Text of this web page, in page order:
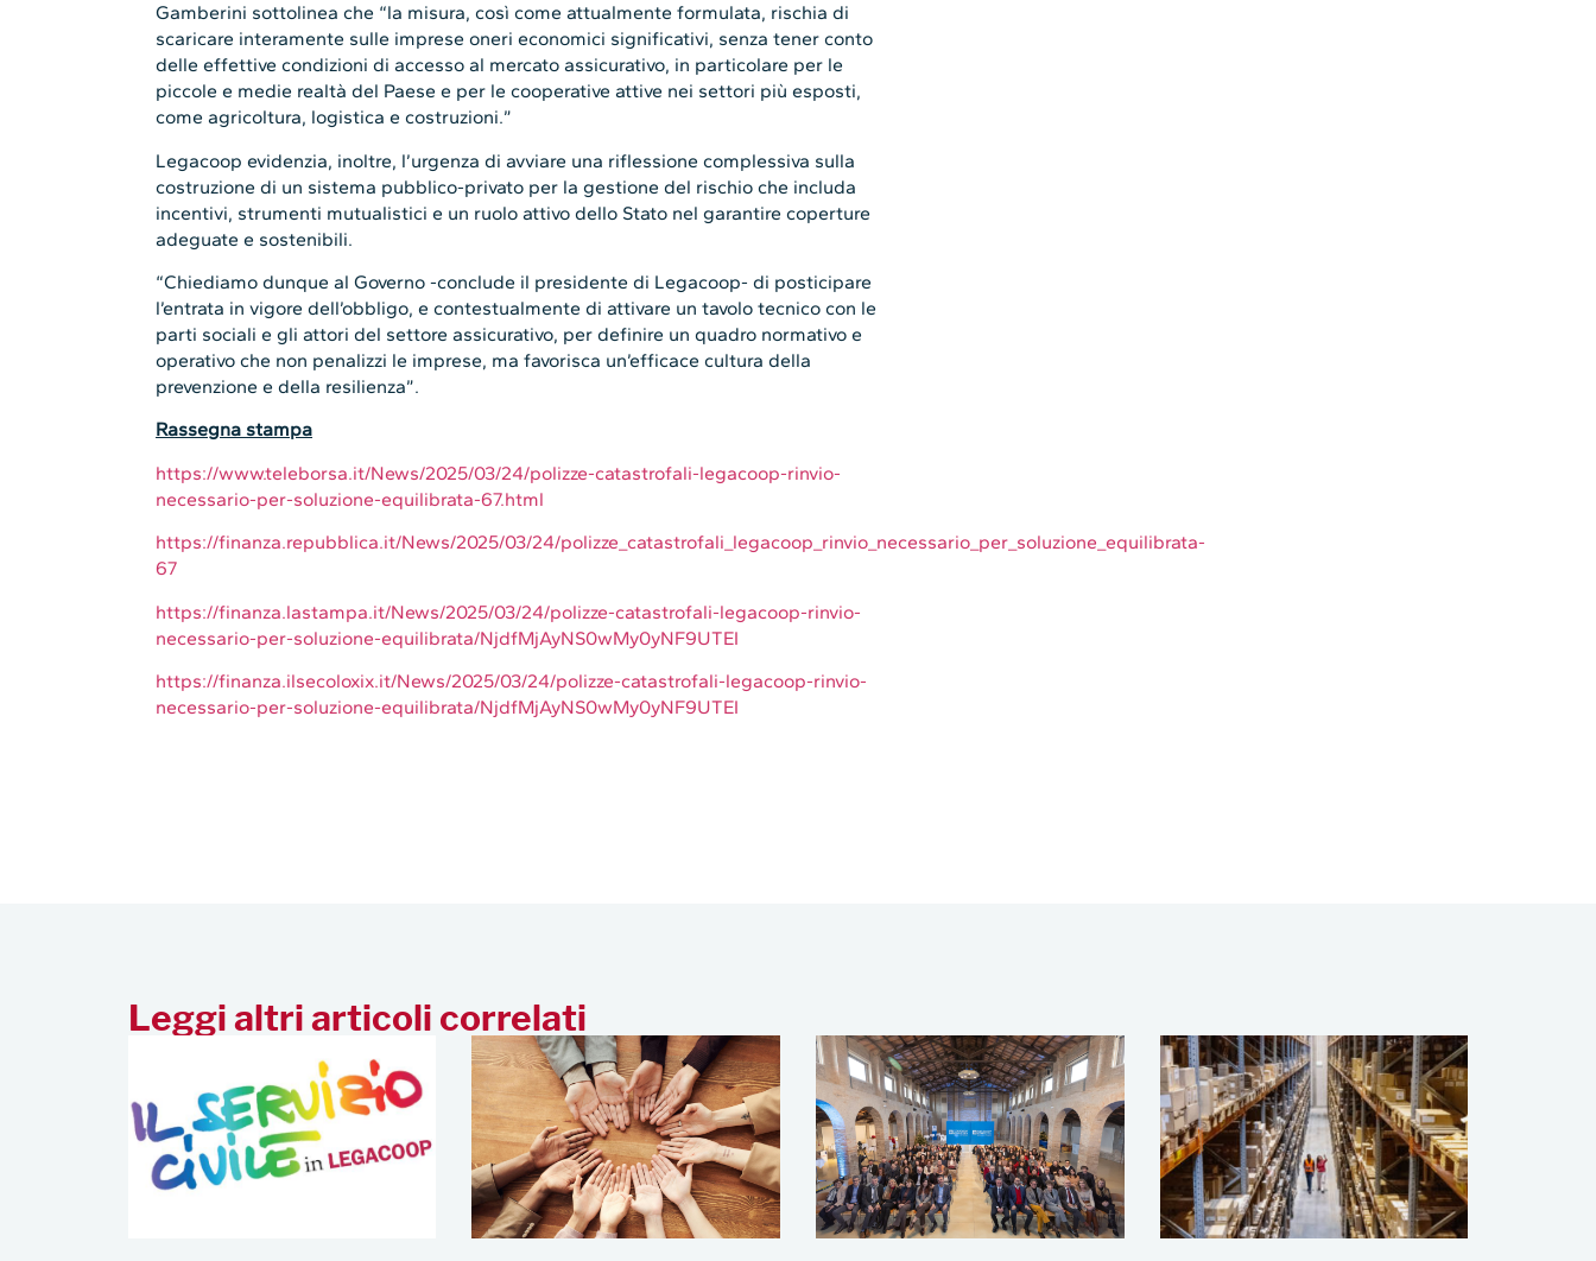
Gamberini sottolinea che “la misura, così come attualmente formulata, rischia di
scaricare interamente sulle imprese oneri economici significativi, senza tener conto
delle effettive condizioni di accesso al mercato assicurativo, in particolare per le
piccole e medie realtà del Paese e per le cooperative attive nei settori più esposti,
come agricoltura, logistica e costruzioni.”
Legacoop evidenzia, inoltre, l’urgenza di avviare una riflessione complessiva sulla
costruzione di un sistema pubblico-privato per la gestione del rischio che includa
incentivi, strumenti mutualistici e un ruolo attivo dello Stato nel garantire coperture
adeguate e sostenibili.
“Chiediamo dunque al Governo -conclude il presidente di Legacoop- di posticipare
l’entrata in vigore dell’obbligo, e contestualmente di attivare un tavolo tecnico con le
parti sociali e gli attori del settore assicurativo, per definire un quadro normativo e
operativo che non penalizzi le imprese, ma favorisca un’efficace cultura della
prevenzione e della resilienza”.
Rassegna stampa
https://www.teleborsa.it/News/2025/03/24/polizze-catastrofali-legacoop-rinvio-
necessario-per-soluzione-equilibrata-67.html
https://finanza.repubblica.it/News/2025/03/24/polizze_catastrofali_legacoop_rinvio_necessario_per_soluzione_equilibrata-
67
https://finanza.lastampa.it/News/2025/03/24/polizze-catastrofali-legacoop-rinvio-
necessario-per-soluzione-equilibrata/NjdfMjAyNS0wMy0yNF9UTEI
https://finanza.ilsecoloxix.it/News/2025/03/24/polizze-catastrofali-legacoop-rinvio-
necessario-per-soluzione-equilibrata/NjdfMjAyNS0wMy0yNF9UTEI
Leggi altri articoli correlati